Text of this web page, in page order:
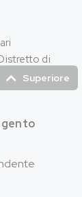
Superiore
di